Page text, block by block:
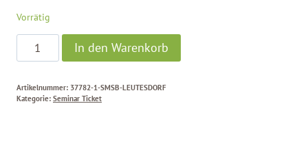
Vorrätig
SMSB-
Leutesdorf
In den Warenkorb
Artikelnummer: 37782-1-SMSB-LEUTESDORF
Kategorie: Seminar Ticket